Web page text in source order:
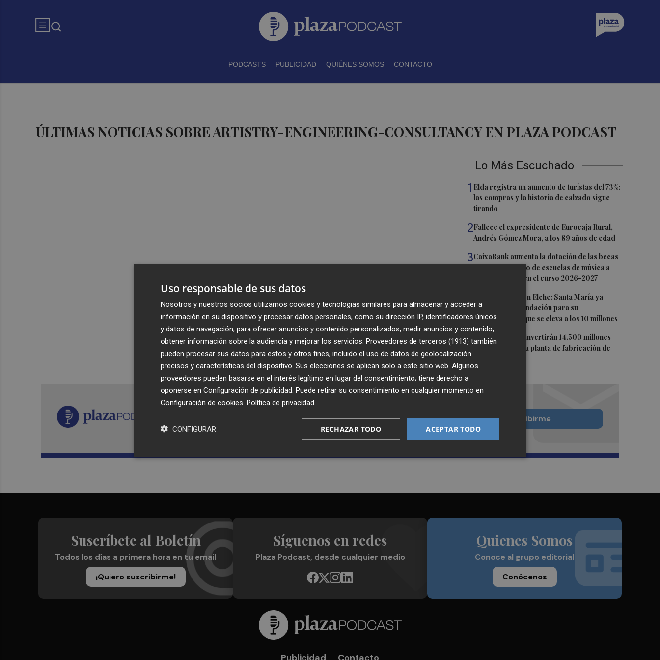
PODCASTS PUBLICIDAD QUIÉNES SOMOS CONTACTO
ÚLTIMAS NOTICIAS SOBRE ARTISTRY-ENGINEERING-CONSULTANCY EN PLAZA PODCAST
Lo Más Escuchado
1 Elda registra un aumento de turístas del 73%:
las compras y la historia de calzado sigue
tirando
2Fallece el expresidente de Eurocaja Rural,
Andrés Gómez Mora, a los 89 años de edad
3CaixaBank aumenta la dotación de las becas
para el alumnado de escuelas de música a
275.000 euros en el curso 2026-2027
Fumata blanca en Elche: Santa María ya
constituida la fundación para su
rehabilitación, que se eleva a los 10 millones
5 Tesla y SpaceX invertirán 14.500 millones
para construir la planta de fabricación de
Recibe toda la actualidad de
Plaza Podcast en tu correo
Quiero suscribirme
Suscríbete al Boletín
Todos los días a primera hora en tu email
¡Quiero suscribirme!
Síguenos en redes
Plaza Podcast, desde cualquier medio
Quienes Somos
Conoce al grupo editorial
Conócenos
Publicidad Contacto
Uso responsable de sus datos
Nosotros y nuestros socios utilizamos cookies y tecnologías similares para almacenar y acceder a
información en su dispositivo y procesar datos personales, como su dirección IP, identificadores únicos
y datos de navegación, para ofrecer anuncios y contenido personalizados, medir anuncios y contenido,
obtener información sobre la audiencia y mejorar los servicios. Proveedores de terceros (1913) también
pueden procesar sus datos para estos y otros fines, incluido el uso de datos de geolocalización
precisos y características del dispositivo. Sus elecciones se aplican solo a este sitio web. Algunos
proveedores pueden basarse en el interés legítimo en lugar del consentimiento; tiene derecho a
oponerse en Configuración de publicidad . Puede retirar su consentimiento en cualquier momento en
Configuración de cookies Política de privacidad
ACEPTAR TODO
RECHAZAR TODO
CONFIGURAR